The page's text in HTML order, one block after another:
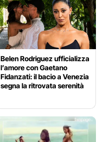
Belen Rodriguez ufficializza
l’amore con Gaetano
Fidanzati: il bacio a Venezia
segna la ritrovata serenità